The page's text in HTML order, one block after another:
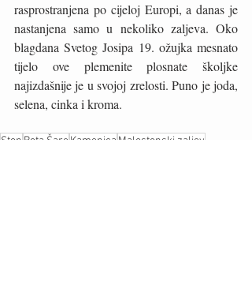
rasprostranjena po cijeloj Europi, a danas je
nastanjena samo u nekoliko zaljeva. Oko
blagdana Svetog Josipa 19. ožujka mesnato
tijelo ove plemenite plosnate školjke
najizdašnije je u svojoj zrelosti. Puno je joda,
selena, cinka i kroma.
Ston Bota Šare Kamenica Malostonski zaljev